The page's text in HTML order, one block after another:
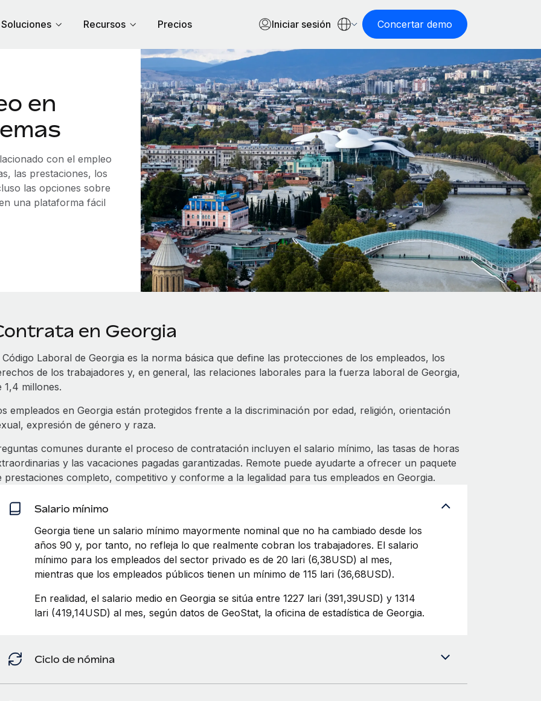
Soluciones Recursos Precios Iniciar sesión Concertar demo
en
con el empleo
las prestaciones, los
las opciones sobre
una plataforma fácil
en Georgia
Código Laboral de Georgia es la norma básica que define las protecciones de los empleados, los
de los trabajadores y, en general, las relaciones laborales para la fuerza laboral de Georgia,
1,4 millones.
empleados en Georgia están protegidos frente a la discriminación por edad, religión, orientación
expresión de género y raza.
comunes durante el proceso de contratación incluyen el salario mínimo, las tasas de horas
y las vacaciones pagadas garantizadas. Remote puede ayudarte a ofrecer un paquete
prestaciones completo, competitivo y conforme a la legalidad para tus empleados en Georgia.
Salario mínimo
Georgia tiene un salario mínimo mayormente nominal que no ha cambiado desde los
años 90 y, por tanto, no refleja lo que realmente cobran los trabajadores. El salario
mínimo para los empleados del sector privado es de 20 lari (6,38USD) al mes,
mientras que los empleados públicos tienen un mínimo de 115 lari (36,68USD).
En realidad, el salario medio en Georgia se sitúa entre 1227 lari (391,39USD) y 1314
lari (419,14USD) al mes, según datos de GeoStat, la oficina de estadística de Georgia.
Ciclo de nómina